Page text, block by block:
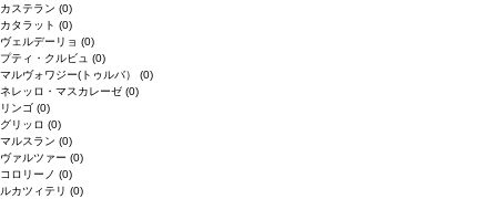
カステラン (0)
カタラット (0)
ヴェルデーリョ (0)
プティ・クルビュ (0)
マルヴォワジー(トゥルバ） (0)
ネレッロ・マスカレーゼ (0)
リンゴ (0)
グリッロ (0)
マルスラン (0)
ヴァルツァー (0)
コロリーノ (0)
ルカツィテリ (0)